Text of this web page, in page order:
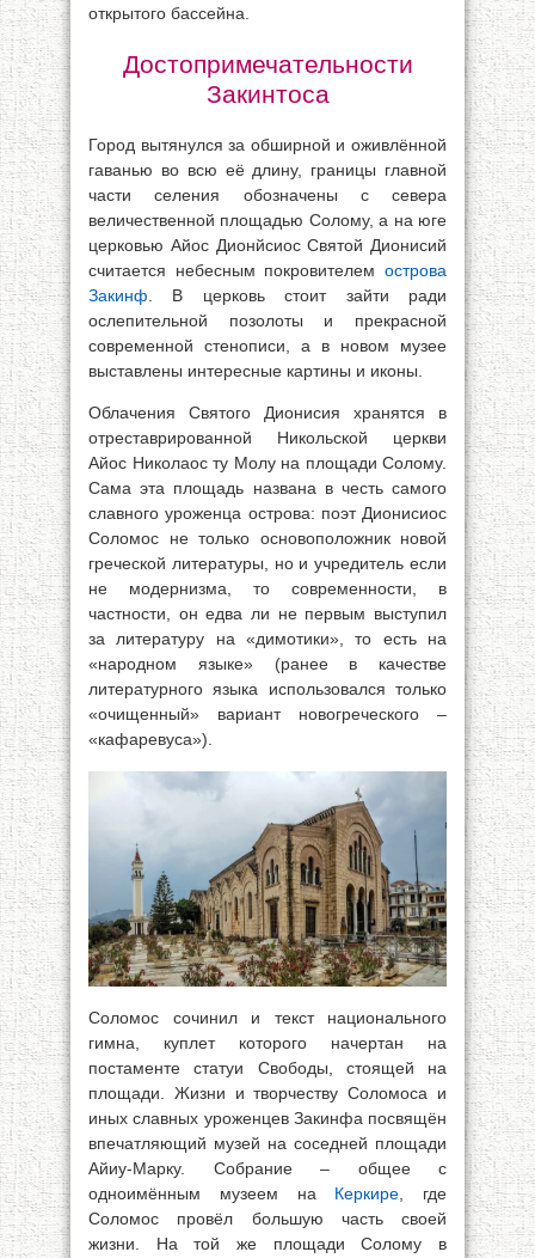
открытого бассейна.
Достопримечательности
Закинтоса
Город вытянулся за обширной и оживлённой
гаванью во всю её длину, границы главной
части селения обозначены с севера
величественной площадью Солому, а на юге
церковью Айос Дионйсиос Святой Дионисий
считается небесным покровителем острова
Закинф . В церковь стоит зайти ради
ослепительной позолоты и прекрасной
современной стенописи, а в новом музее
выставлены интересные картины и иконы.
Облачения Святого Дионисия хранятся в
отреставрированной Никольской церкви
Айос Николаос ту Молу на площади Солому.
Сама эта площадь названа в честь самого
славного уроженца острова: поэт Дионисиос
Соломос не только основоположник новой
греческой литературы, но и учредитель если
не модернизма, то современности, в
частности, он едва ли не первым выступил
за литературу на «димотики», то есть на
«народном языке» (ранее в качестве
литературного языка использовался только
«очищенный» вариант новогреческого –
«кафаревуса»).
Соломос сочинил и текст национального
гимна, куплет которого начертан на
постаменте статуи Свободы, стоящей на
площади. Жизни и творчеству Соломоса и
иных славных уроженцев Закинфа посвящён
впечатляющий музей на соседней площади
Айиу-Марку. Собрание – общее с
одноимённым музеем на Керкире , где
Соломос провёл большую часть своей
жизни. На той же площади Солому в